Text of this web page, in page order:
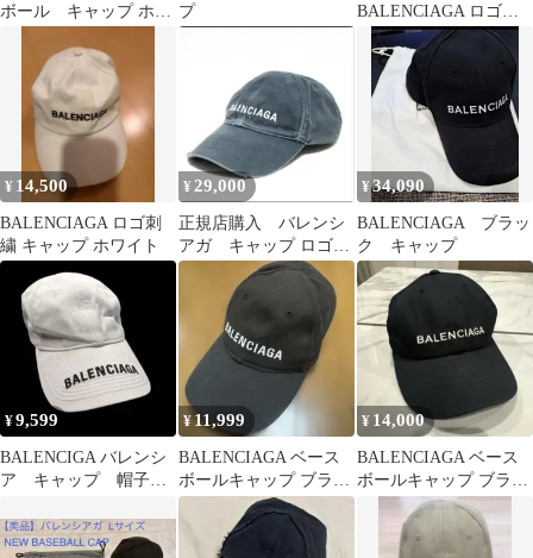
ボール キャップ ホワ
プ
BALENCIAGA ロゴキ
ャップ ベージュ Lサイ
ズ
¥ 14,500
BALENCIAGA ロゴ刺
繍 キャップ ホワイト
¥ 29,000
正規店購入 バレンシ
アガ キャップ ロゴ
ヴィンテージ加工 グレ
¥34,090
BALENCIAGA ブラッ
ク キャップ
¥9,599
BALENCIGA バレンシ
ア キャップ 帽子 L
¥11,999
BALENCIAGA ベース
ボールキャップ ブラッ
ク Lサイズ
¥ 14,000
BALENCIAGA ベース
ボールキャップ ブラッ